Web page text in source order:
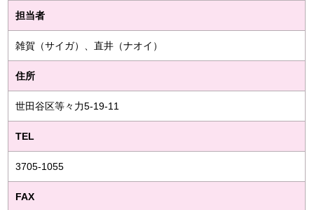
担当者
雑賀（サイガ）、直井（ナオイ）
住所
世田谷区等々力5-19-11
TEL
3705-1055
FAX